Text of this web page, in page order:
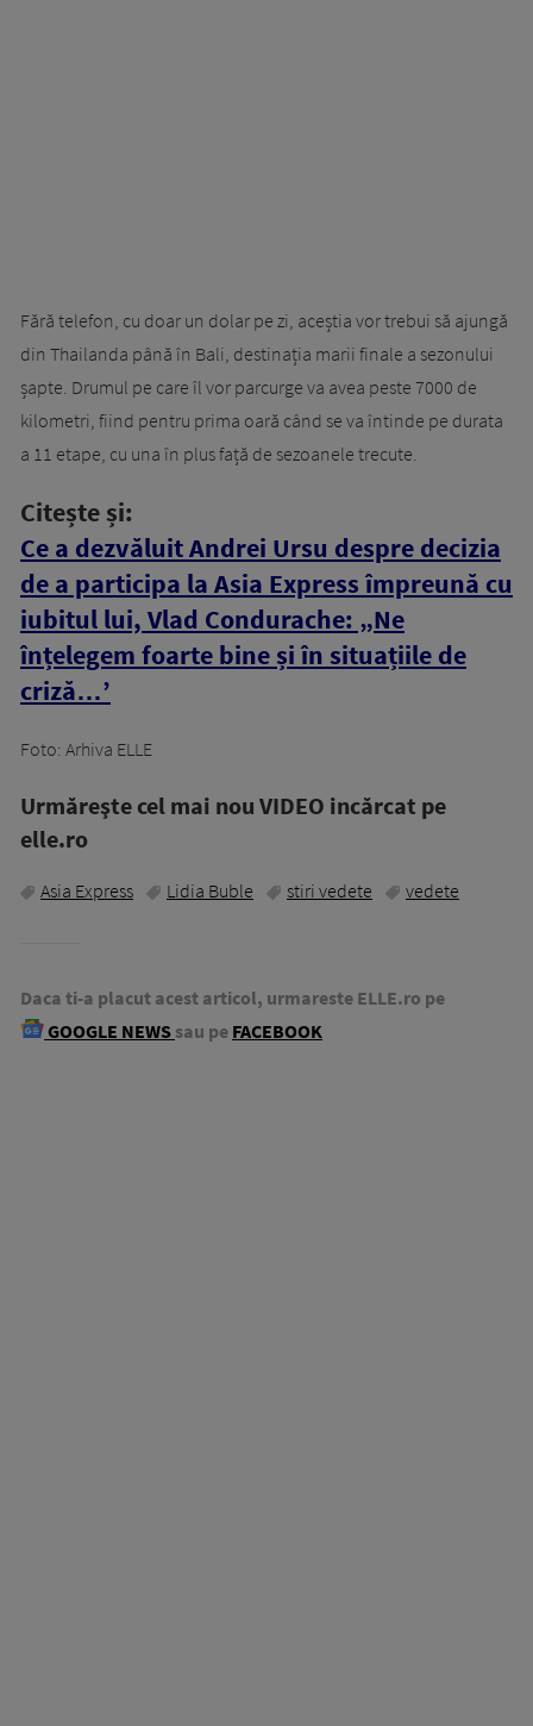
Fără telefon, cu doar un dolar pe zi, aceștia vor trebui să ajungă
din Thailanda până în Bali, destinația marii finale a sezonului
șapte. Drumul pe care îl vor parcurge va avea peste 7000 de
kilometri, fiind pentru prima oară când se va întinde pe durata
a 11 etape, cu una în plus față de sezoanele trecute.
Citește și:
Ce a dezvăluit Andrei Ursu despre decizia
de a participa la Asia Express împreună cu
iubitul lui, Vlad Condurache: „Ne
înțelegem foarte bine și în situațiile de
criză…’
Foto: Arhiva ELLE
Urmăreşte cel mai nou VIDEO incărcat pe
elle.ro
Asia Express Lidia Buble stiri vedete vedete
Daca ti-a placut acest articol, urmareste ELLE.ro pe
GOOGLE NEWS sau pe FACEBOOK